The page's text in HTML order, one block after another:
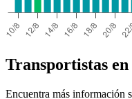
Transportistas
Encuentra más información